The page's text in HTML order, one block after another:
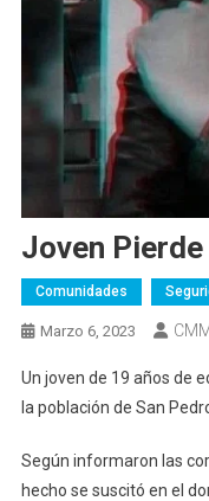
Joven
Comunidades
Marzo 6, 2023
Un joven de 19 años de
la población de San
Según informaron las
hecho se suscitó en el